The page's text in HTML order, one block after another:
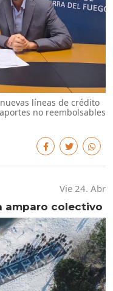
líneas de crédito
no reembolsables
Vie 24. Abr
amparo colectivo